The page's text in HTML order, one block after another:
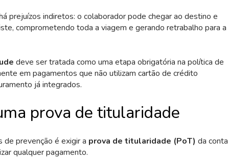
prejuízos indiretos: o colaborador pode chegar ao destino e
comprometendo toda a viagem e gerando retrabalho para a
deve ser tratada como uma etapa obrigatória na política de
em pagamentos que não utilizam cartão de crédito
já integrados.
prova de titularidade
prevenção é exigir a prova de titularidade (PoT) da conta
qualquer pagamento.